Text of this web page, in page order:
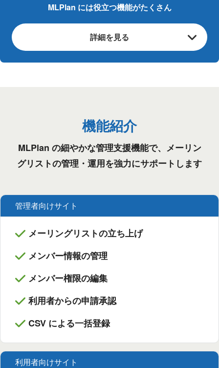
MLPlan には役立つ機能がたくさん
詳細を見る
機能紹介
MLPlan の細やかな管理支援機能で、メーリン
グリストの管理・運用を強力にサポートします
管理者向けサイト
メーリングリストの立ち上げ
メンバー情報の管理
メンバー権限の編集
利用者からの申請承認
CSV による一括登録
利用者向けサイト